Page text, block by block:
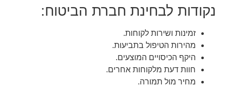
נקודות לבחינת חברת הביטוח:
זמינות ושירות לקוחות.
מהירות הטיפול בתביעות.
היקף הכיסויים המוצעים.
חוות דעת מלקוחות אחרים.
מחיר מול תמורה.